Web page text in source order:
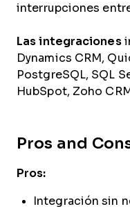
interrupciones
Las integraciones
Dynamics CRM,
PostgreSQL, SQL
HubSpot, Zoho
Pros and
Pros:
Integración sin